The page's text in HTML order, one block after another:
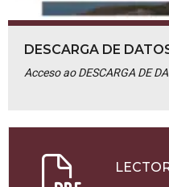
DESCARGA DE
Acceso ao DESCARGA DE